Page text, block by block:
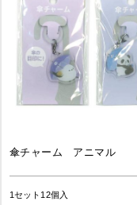
傘チャーム アニマル
1セット12個入